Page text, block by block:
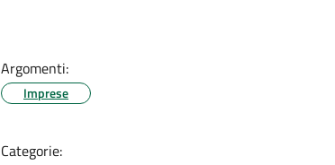
Argomenti:
Imprese
Categorie: